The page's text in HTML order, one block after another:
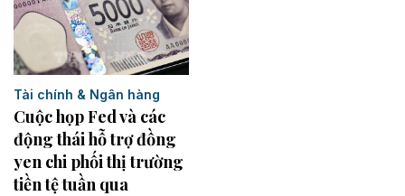
Tài chính & Ngân hàng
Cuộc họp Fed và các
động thái hỗ trợ đồng
yen chi phối thị trường
tiền tệ tuần qua